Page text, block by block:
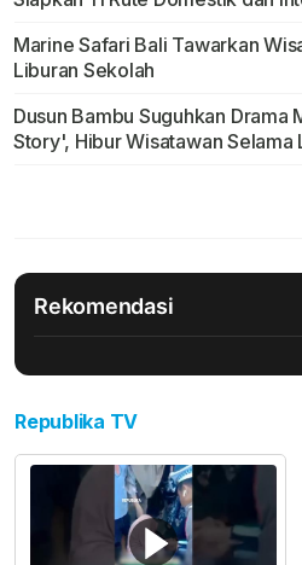
Marine Safari Bali Tawarkan
Liburan Sekolah
Dusun Bambu Suguhkan Drama
Story', Hibur Wisatawan Selama
Rekomendasi
Republika TV